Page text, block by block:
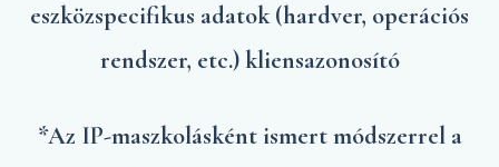
eszközspecifikus adatok (hardver, operációs
rendszer, etc.) kliensazonosító
*Az IP-maszkolásként ismert módszerrel a